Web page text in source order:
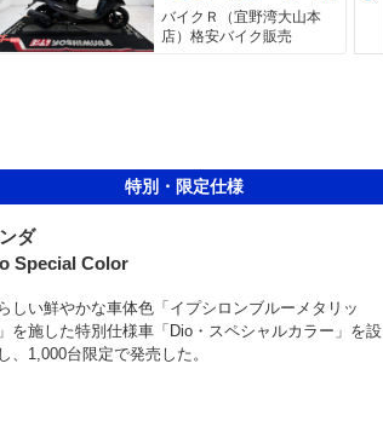
ャリア センタースタン
ド
バイクＲ（宜野湾大山本
店）格安バイク販売
特別・限定仕様
ダ
Special Color
しい鮮やかな車体色「イプシロンブルーメタリッ
を施した特別仕様車「Dio・スペシャルカラー」を設
、1,000台限定で発売した。